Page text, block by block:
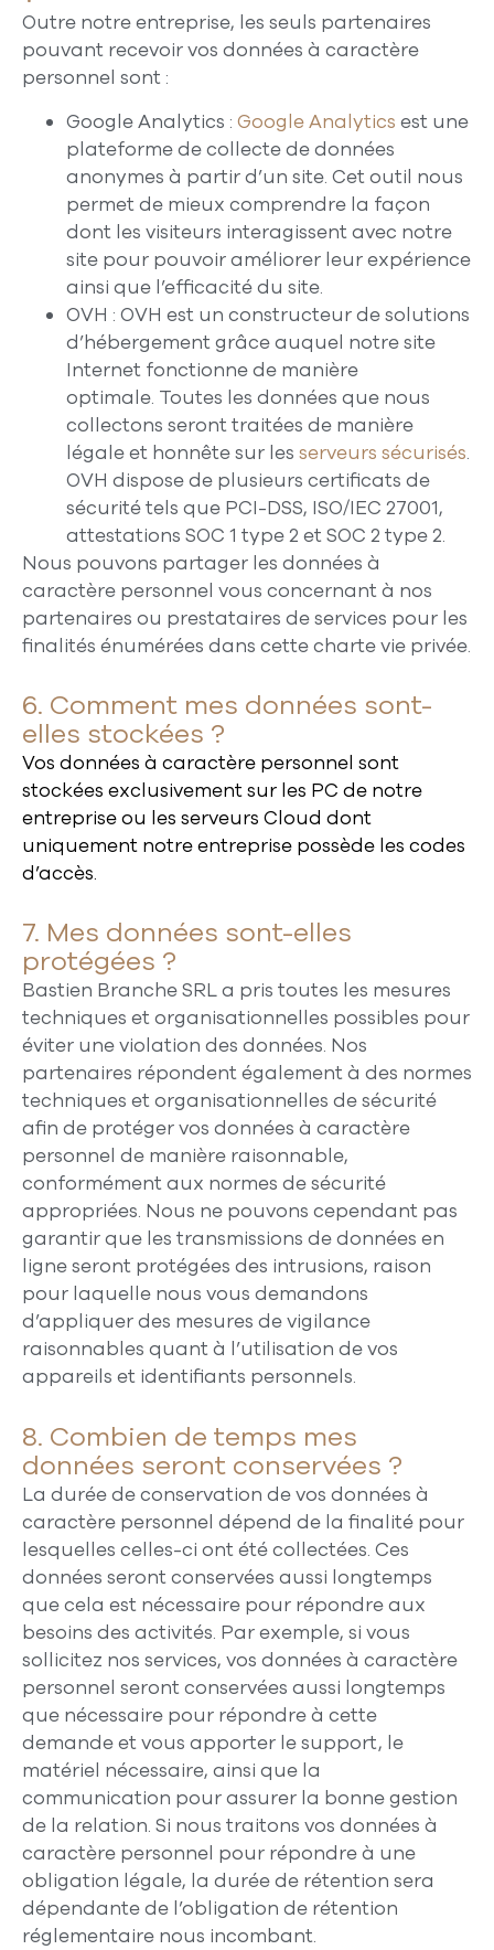
Outre notre entreprise, les seuls partenaires
pouvant recevoir vos données à caractère
personnel sont :
Google Analytics : Google Analytics est une
plateforme de collecte de données
anonymes à partir d’un site. Cet outil nous
permet de mieux comprendre la façon
dont les visiteurs interagissent avec notre
site pour pouvoir améliorer leur expérience
ainsi que l’efficacité du site.
OVH : OVH est un constructeur de solutions
d’hébergement grâce auquel notre site
Internet fonctionne de manière
optimale. Toutes les données que nous
collectons seront traitées de manière
légale et honnête sur les serveurs sécurisés.
OVH dispose de plusieurs certificats de
sécurité tels que PCI-DSS, ISO/IEC 27001,
attestations SOC 1 type 2 et SOC 2 type 2.
Nous pouvons partager les données à
caractère personnel vous concernant à nos
partenaires ou prestataires de services pour les
finalités énumérées dans cette charte vie privée.
6. Comment mes données sont-
elles stockées ?
Vos données à caractère personnel sont
stockées exclusivement sur les PC de notre
entreprise ou les serveurs Cloud dont
uniquement notre entreprise possède les codes
d’accès.
7. Mes données sont-elles
protégées ?
Bastien Branche SRL a pris toutes les mesures
techniques et organisationnelles possibles pour
éviter une violation des données. Nos
partenaires répondent également à des normes
techniques et organisationnelles de sécurité
afin de protéger vos données à caractère
personnel de manière raisonnable,
conformément aux normes de sécurité
appropriées. Nous ne pouvons cependant pas
garantir que les transmissions de données en
ligne seront protégées des intrusions, raison
pour laquelle nous vous demandons
d’appliquer des mesures de vigilance
raisonnables quant à l’utilisation de vos
appareils et identifiants personnels.
8. Combien de temps mes
données seront conservées ?
La durée de conservation de vos données à
caractère personnel dépend de la finalité pour
lesquelles celles-ci ont été collectées. Ces
données seront conservées aussi longtemps
que cela est nécessaire pour répondre aux
besoins des activités. Par exemple, si vous
sollicitez nos services, vos données à caractère
personnel seront conservées aussi longtemps
que nécessaire pour répondre à cette
demande et vous apporter le support, le
matériel nécessaire, ainsi que la
communication pour assurer la bonne gestion
de la relation. Si nous traitons vos données à
caractère personnel pour répondre à une
obligation légale, la durée de rétention sera
dépendante de l’obligation de rétention
réglementaire nous incombant.